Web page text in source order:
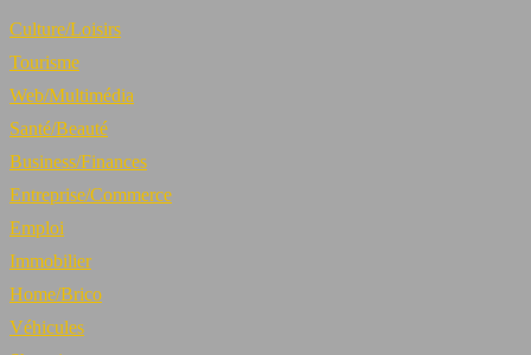
Culture/Loisirs
Tourisme
Web/Multimédia
Santé/Beauté
Business/Finances
Entreprise/Commerce
Emploi
Immobilier
Home/Brico
Véhicules